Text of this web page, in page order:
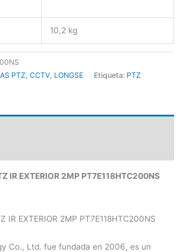
10,2 kg
PTZ, CCTV, LONGSE Etiqueta: PTZ
IR EXTERIOR 2MP PT7E118HTC200NS
IR EXTERIOR 2MP PT7E118HTC200NS
Co., Ltd. fue fundada en 2006, es un